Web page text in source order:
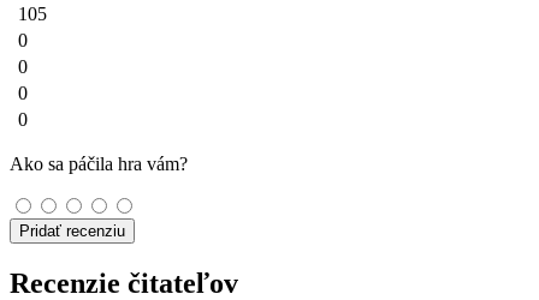
105
0
0
0
0
Ako sa páčila hra vám?
Pridať recenziu
Recenzie čitateľov